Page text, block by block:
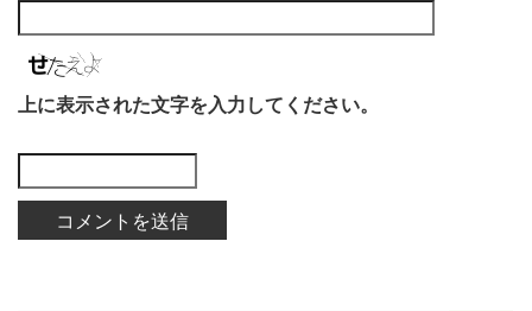
上に表示された文字を入力してください。